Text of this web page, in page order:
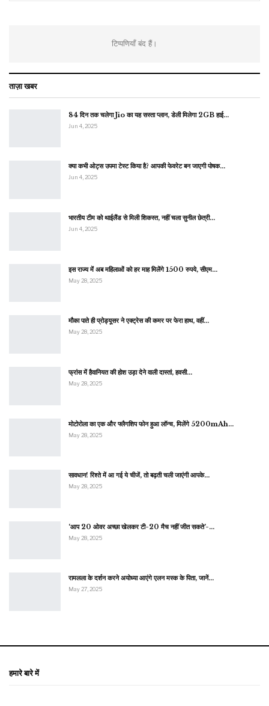
टिप्पणियाँ बंद हैं।
ताज़ा खबर
84 दिन तक चलेगा Jio का यह सस्ता प्लान, डेली मिलेगा 2GB हाई…
Jun 4, 2025
क्या कभी ओट्स उपमा टेस्ट किया है? आपकी फेवरेट बन जाएगी पोषक…
Jun 4, 2025
भारतीय टीम को थाईलैंड से मिली शिकस्त, नहीं चला सुनील छेत्री…
Jun 4, 2025
इस राज्य में अब महिलाओं को हर माह मिलेंगे 1500 रुपये, सीएम…
May 28, 2025
मौका पाते ही प्रोड्यूसर ने एक्ट्रेस की कमर पर फेरा हाथ, वहीं…
May 28, 2025
फ्रांस में हैवानियत की होश उड़ा देने वाली दास्तां, हवसी…
May 28, 2025
मोटोरोला का एक और फ्लैगशिप फोन हुआ लॉन्च, मिलेंगे 5200mAh…
May 28, 2025
सावधान! रिश्ते में आ गई ये चीजें, तो बढ़ती चली जाएंगी आपके…
May 28, 2025
‘आप 20 ओवर अच्छा खेलकर टी-20 मैच नहीं जीत सकते’-…
May 28, 2025
रामलला के दर्शन करने अयोध्या आएंगे एलन मस्क के पिता, जानें…
May 27, 2025
हमारे बारे में